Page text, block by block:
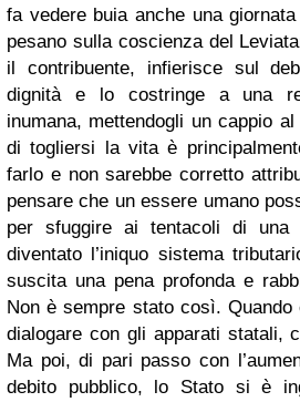
fa vedere buia anche una
pesano sulla coscienza del
il contribuente, infierisce sul
dignità e lo costringe a una
inumana, mettendogli un cappio
di togliersi la vita è
farlo e non sarebbe corretto
pensare che un essere umano
per sfuggire ai tentacoli di
diventato l’iniquo sistema
suscita una pena profonda e
Non è sempre stato così.
dialogare con gli apparati statali,
Ma poi, di pari passo con
debito pubblico, lo Stato si è